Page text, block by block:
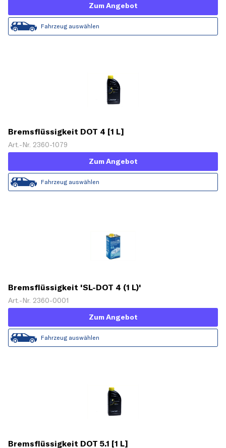
Zum Angebot
Fahrzeug auswählen
Bremsflüssigkeit DOT 4 [1 L]
Art.-Nr. 2360-1079
Zum Angebot
Fahrzeug auswählen
Bremsflüssigkeit 'SL-DOT 4 (1 L)'
Art.-Nr. 2360-0001
Zum Angebot
Fahrzeug auswählen
Bremsflüssigkeit DOT 5.1 [1 L]